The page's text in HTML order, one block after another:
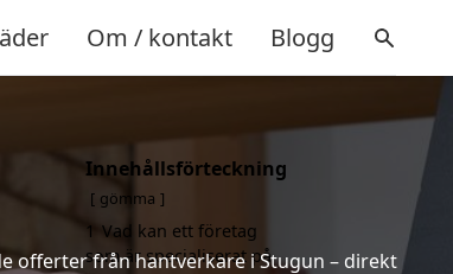
Om / kontakt Blogg
offerter från hantverkare i Stugun – direkt
Innehållsförteckning
gömma
1 Vad kan ett företag
som är specialiserat på